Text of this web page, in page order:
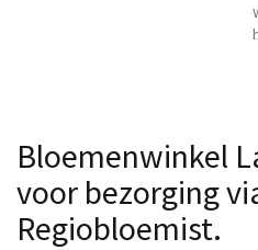
Bloemenwinkel
voor bezorging
Regiobloemist.